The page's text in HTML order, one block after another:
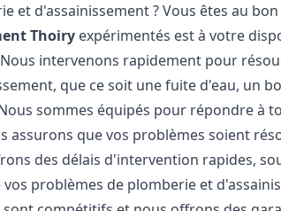
et d'assainissement ? Vous êtes au
Thoiry expérimentés est à votre
intervenons rapidement pour
que ce soit une fuite d'eau, un
sommes équipés pour répondre à
assurons que vos problèmes soient
des délais d'intervention rapides,
problèmes de plomberie et